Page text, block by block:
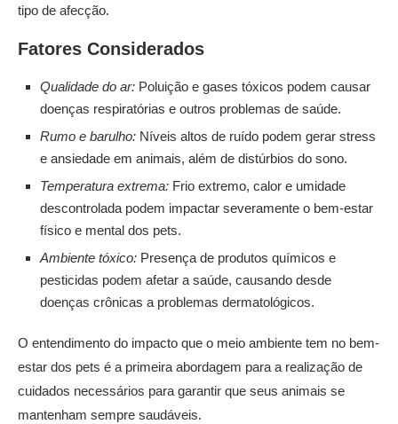
tipo de afecção.
Fatores Considerados
Qualidade do ar: Poluição e gases tóxicos podem causar
doenças respiratórias e outros problemas de saúde.
Rumo e barulho: Níveis altos de ruído podem gerar stress
e ansiedade em animais, além de distúrbios do sono.
Temperatura extrema: Frio extremo, calor e umidade
descontrolada podem impactar severamente o bem-estar
físico e mental dos pets.
Ambiente tóxico: Presença de produtos químicos e
pesticidas podem afetar a saúde, causando desde
doenças crônicas a problemas dermatológicos.
O entendimento do impacto que o meio ambiente tem no bem-
estar dos pets é a primeira abordagem para a realização de
cuidados necessários para garantir que seus animais se
mantenham sempre saudáveis.